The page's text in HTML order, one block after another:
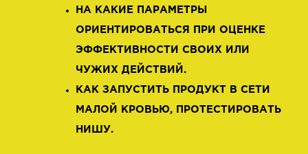
НА КАКИЕ ПАРАМЕТРЫ
ОРИЕНТИРОВАТЬСЯ ПРИ ОЦЕНКЕ
ЭФФЕКТИВНОСТИ СВОИХ ИЛИ
ЧУЖИХ ДЕЙСТВИЙ.
КАК ЗАПУСТИТЬ ПРОДУКТ В СЕТИ
МАЛОЙ КРОВЬЮ, ПРОТЕСТИРОВАТЬ
НИШУ.